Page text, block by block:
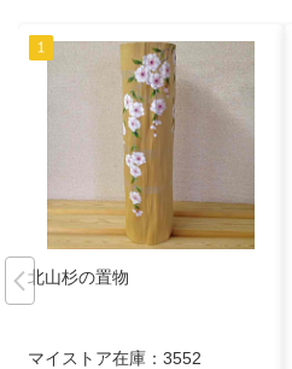
北山杉の置物
マイストア在庫： 3552